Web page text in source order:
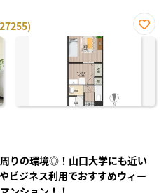
お気
りの環境◎！山口大学にも近い
ビジネス利用でおすすめウィー